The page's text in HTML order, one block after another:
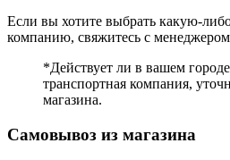
Если вы хотите выбрать какую-
компанию, свяжитесь с
*Действует ли в вашем
транспортная компания,
магазина.
Самовывоз из магазина